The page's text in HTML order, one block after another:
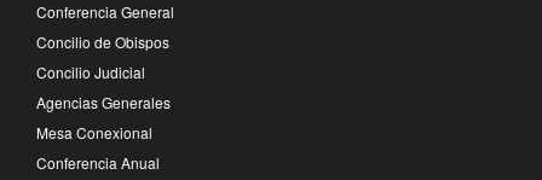
Conferencia General
Concilio de Obispos
Concilio Judicial
Agencias Generales
Mesa Conexional
Conferencia Anual